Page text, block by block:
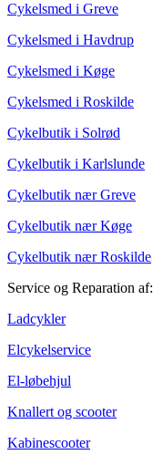
Cykelsmed i Greve
Cykelsmed i Havdrup
Cykelsmed i Køge
Cykelsmed i Roskilde
Cykelbutik i Solrød
Cykelbutik i Karlslunde
Cykelbutik nær Greve
Cykelbutik nær Køge
Cykelbutik nær Roskilde
Service og Reparation af:
Ladcykler
Elcykelservice
El-løbehjul
Knallert og scooter
Kabinescooter